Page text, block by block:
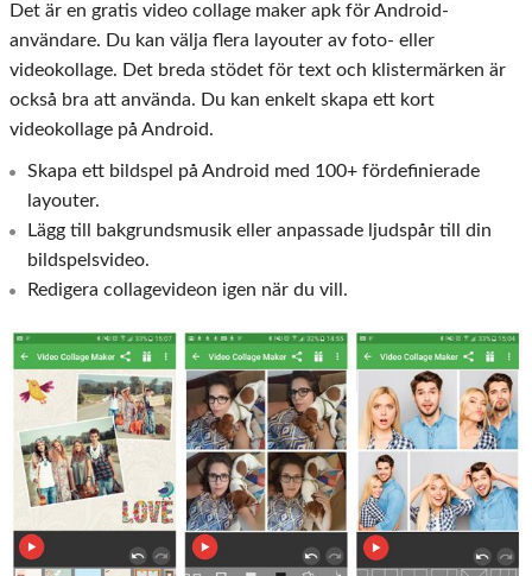
Det är en gratis video collage maker apk för Android-
användare. Du kan välja flera layouter av foto- eller
videokollage. Det breda stödet för text och klistermärken är
också bra att använda. Du kan enkelt skapa ett kort
videokollage på Android.
Skapa ett bildspel på Android med 100+ fördefinierade
layouter.
Lägg till bakgrundsmusik eller anpassade ljudspår till din
bildspelsvideo.
Redigera collagevideon igen när du vill.